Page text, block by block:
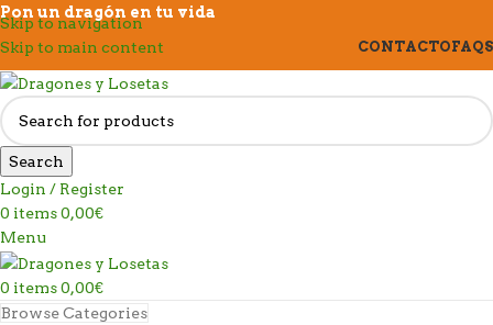
Skip to navigation
Skip to main content
Pon un dragón en tu vida
CONTACTOFAQS
Search
Login / Register
0 items0,00€
Menu
0 items0,00€
Browse Categories